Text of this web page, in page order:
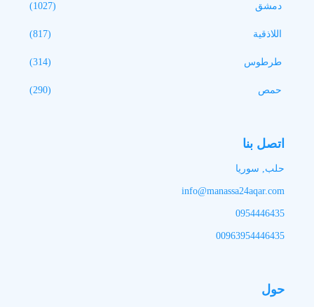
دمشق (1027)
اللاذقية (817)
طرطوس (314)
حمص (290)
اتصل بنا
حلب, سوريا
info@manassa24aqar.com
0954446435
00963954446435
حول